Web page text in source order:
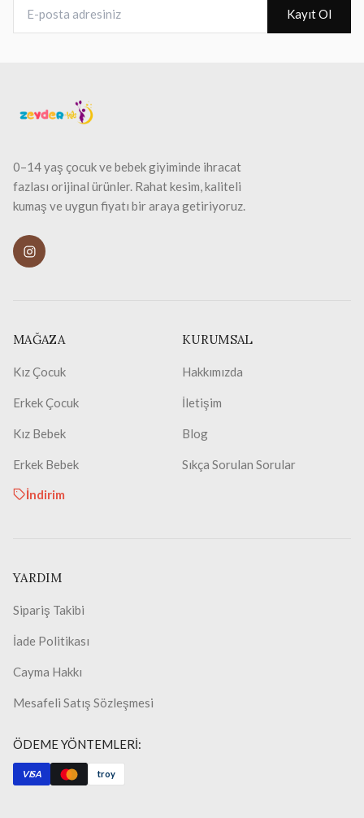
Kayıt Ol
0–14 yaş çocuk ve bebek giyiminde ihracat
fazlası orijinal ürünler. Rahat kesim, kaliteli
kumaş ve uygun fiyatı bir araya getiriyoruz.
MAĞAZA
Kız Çocuk
Erkek Çocuk
Kız Bebek
Erkek Bebek
İndirim
KURUMSAL
Hakkımızda
İletişim
Blog
Sıkça Sorulan Sorular
YARDIM
Sipariş Takibi
İade Politikası
Cayma Hakkı
Mesafeli Satış Sözleşmesi
ÖDEME YÖNTEMLERİ:
VISA troy